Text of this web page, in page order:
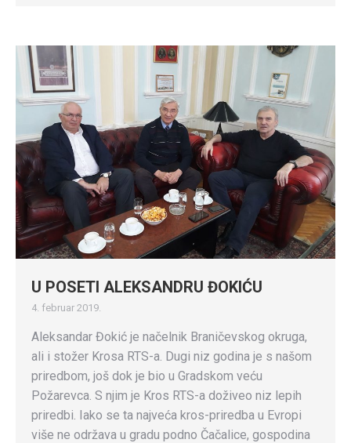
U POSETI ALEKSANDRU ĐOKIĆU
4. februar 2019.
Aleksandar Đokić je načelnik Braničevskog okruga,
ali i stožer Krosa RTS-a. Dugi niz godina je s našom
priredbom, još dok je bio u Gradskom veću
Požarevca. S njim je Kros RTS-a doživeo niz lepih
priredbi. Iako se ta najveća kros-priredba u Evropi
više ne održava u gradu podno Čačalice, gospodina